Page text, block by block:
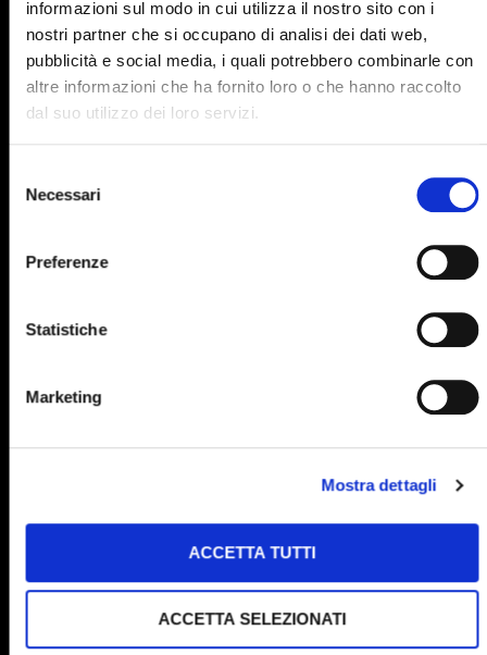
informazioni sul modo in cui utilizza il nostro sito con i
nostri partner che si occupano di analisi dei dati web,
pubblicità e social media, i quali potrebbero combinarle con
altre informazioni che ha fornito loro o che hanno raccolto
dal suo utilizzo dei loro servizi.
delNecessari
Preferenze
Statistiche
Marketing
Mostra dettagli
ACCETTA TUTTI
ACCETTA SELEZIONATI
900
901 902 903
904
905
906 907
915
925
929
940
944
953
954
955
956 957 958
959
962 963
970
971 972 973
974